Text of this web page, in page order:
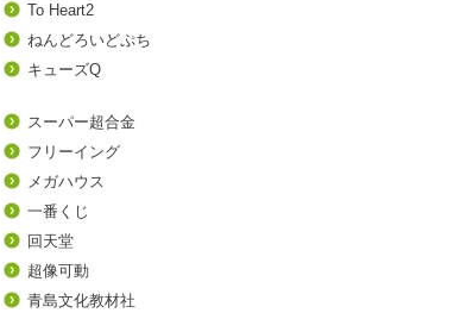
To Heart2
ねんどろいどぷち
キューズQ
スーパー超合金
フリーイング
メガハウス
一番くじ
回天堂
超像可動
青島文化教材社